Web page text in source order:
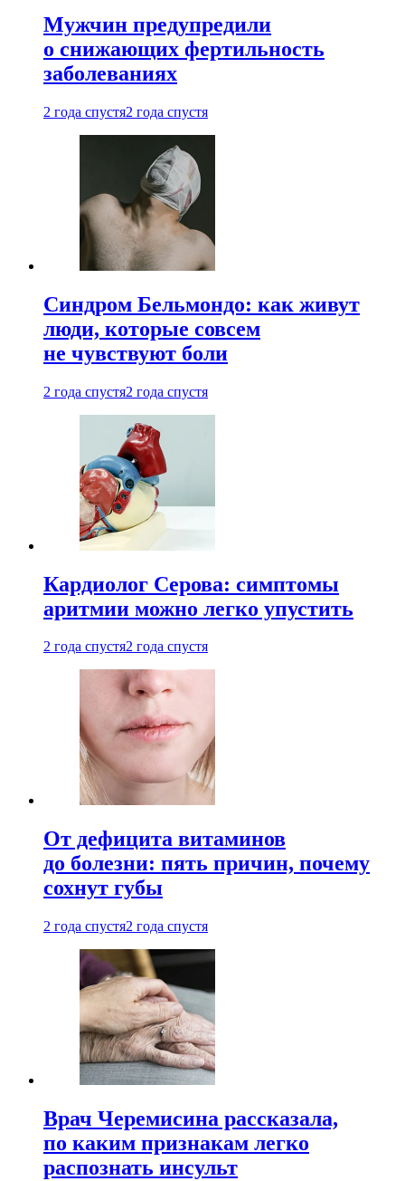
Мужчин предупредили
о снижающих фертильность
заболеваниях
2 года спустя2 года спустя
Синдром Бельмондо: как живут
люди, которые совсем
не чувствуют боли
2 года спустя2 года спустя
Кардиолог Серова: симптомы
аритмии можно легко упустить
2 года спустя2 года спустя
От дефицита витаминов
до болезни: пять причин, почему
сохнут губы
2 года спустя2 года спустя
Врач Черемисина рассказала,
по каким признакам легко
распознать инсульт